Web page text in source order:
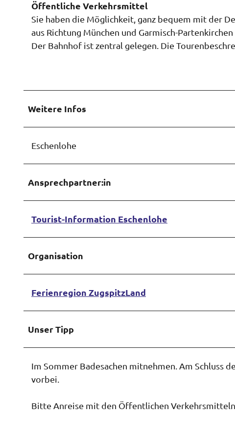
w
a
Öffentliche Verkehrsmittel
Sie haben die Möglichkeit, ganz bequem mit der
aus Richtung München und Garmisch-
Der Bahnhof ist zentral gelegen. Die
Weitere Infos
Eschenlohe
Ansprechpartner:in
Tourist-Information Eschenlohe
Organisation
Ferienregion ZugspitzLand
Unser Tipp
Im Sommer Badesachen mitnehmen. Am Schluss
vorbei.
Bitte Anreise mit den Öffentlichen